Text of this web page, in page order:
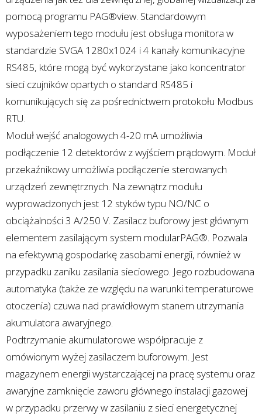
pomocą programu PAG®view. Standardowym
wyposażeniem tego modułu jest obsługa monitora w
standardzie SVGA 1280x1024 i 4 kanały komunikacyjne
RS485, które mogą być wykorzystane jako koncentrator
sieci czujników opartych o standard RS485 i
komunikujących się za pośrednictwem protokołu Modbus
RTU.
Moduł wejść analogowych 4-20 mA umożliwia
podłączenie 12 detektorów z wyjściem prądowym. Moduł
przekaźnikowy umożliwia podłączenie sterowanych
urządzeń zewnętrznych. Na zewnątrz modułu
wyprowadzonych jest 12 styków typu NO/NC o
obciążalności 3 A/250 V. Zasilacz buforowy jest głównym
elementem zasilającym system modularPAG®. Pozwala
na efektywną gospodarkę zasobami energii, również w
przypadku zaniku zasilania sieciowego. Jego rozbudowana
automatyka (także ze względu na warunki temperaturowe
otoczenia) czuwa nad prawidłowym stanem utrzymania
akumulatora awaryjnego.
Podtrzymanie akumulatorowe współpracuje z
omówionym wyżej zasilaczem buforowym. Jest
magazynem energii wystarczającej na pracę systemu oraz
awaryjne zamknięcie zaworu głównego instalacji gazowej
w przypadku przerwy w zasilaniu z sieci energetycznej